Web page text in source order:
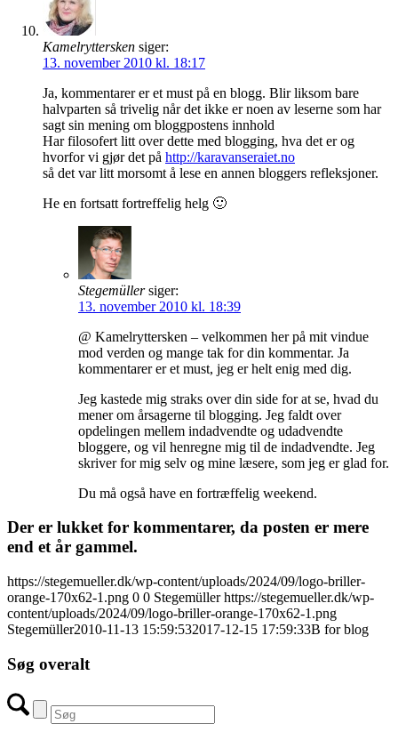
Kamelryttersken siger:
13. november 2010 kl. 18:17
Ja, kommentarer er et must på en blogg. Blir liksom bare
halvparten så trivelig når det ikke er noen av leserne som har
sagt sin mening om bloggpostens innhold
Har filosofert litt over dette med blogging, hva det er og
hvorfor vi gjør det på http://karavanseraiet.no
så det var litt morsomt å lese en annen bloggers refleksjoner.
He en fortsatt fortreffelig helg 🙂
Stegemüller siger:
13. november 2010 kl. 18:39
@ Kamelryttersken – velkommen her på mit vindue
mod verden og mange tak for din kommentar. Ja
kommentarer er et must, jeg er helt enig med dig.
Jeg kastede mig straks over din side for at se, hvad du
mener om årsagerne til blogging. Jeg faldt over
opdelingen mellem indadvendte og udadvendte
bloggere, og vil henregne mig til de indadvendte. Jeg
skriver for mig selv og mine læsere, som jeg er glad for.
Du må også have en fortræffelig weekend.
Der er lukket for kommentarer, da posten er mere
end et år gammel.
https://stegemueller.dk/wp-content/uploads/2024/09/logo-briller-
orange-170x62-1.png 0 0 Stegemüller https://stegemueller.dk/wp-
content/uploads/2024/09/logo-briller-orange-170x62-1.png
Stegemüller2010-11-13 15:59:532017-12-15 17:59:33B for blog
Søg overalt